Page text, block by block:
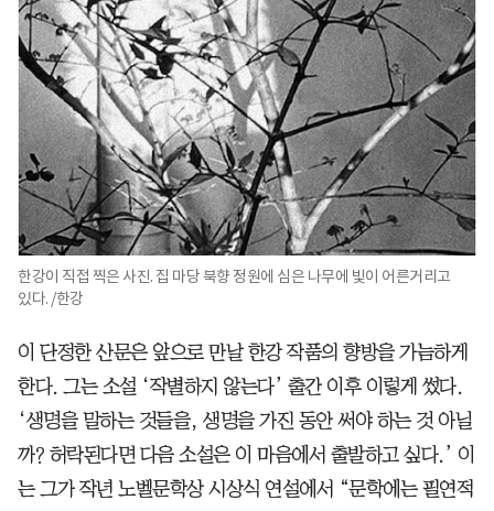
한강이 직접 찍은 사진. 집 마당 북향 정원에 심은 나무에 빛이 어른거리고
있다. /한강
이 단정한 산문은 앞으로 만날 한강 작품의 향방을 가늠하게
한다. 그는 소설 ‘작별하지 않는다’ 출간 이후 이렇게 썼다.
‘생명을 말하는 것들을, 생명을 가진 동안 써야 하는 것 아닐
까? 허락된다면 다음 소설은 이 마음에서 출발하고 싶다.’ 이
는 그가 작년 노벨문학상 시상식 연설에서 “문학에는 필연적